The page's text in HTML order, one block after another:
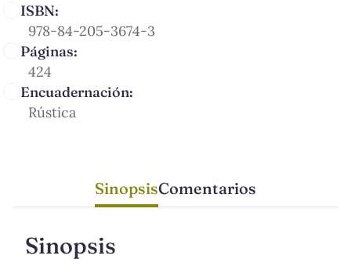
ISBN:
978-84-205-3674-3
Páginas:
424
Encuadernación:
Rústica
SinopsisComentarios
Sinopsis